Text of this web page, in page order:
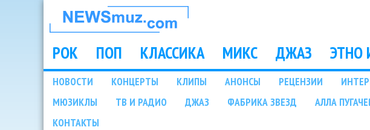
НОВОСТИ
МУЗЫКИ И
ШОУ БИЗНЕСА
NEWSMUZ.COM
Main menu
РОК ПОП КЛАССИКА МИКС ДЖАЗ ЭТНО
Подразделы
НОВОСТИ КОНЦЕРТЫ КЛИПЫ АНОНСЫ РЕЦЕНЗИИ
МЮЗИКЛЫ
ТВ И РАДИО ДЖАЗ ФАБРИКА ЗВЕЗД АЛЛА
КОНТАКТЫ